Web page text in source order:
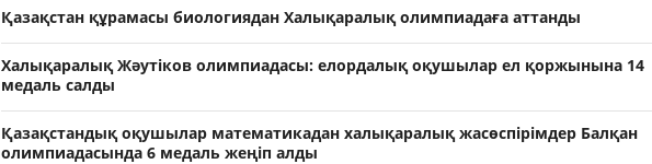
Қазақстан құрамасы биологиядан Халықаралық олимпиадаға аттанды
Халықаралық Жәутіков олимпиадасы: елордалық оқушылар ел қоржынына 14
медаль салды
Қазақстандық оқушылар математикадан халықаралық жасөспірімдер Балқан
олимпиадасында 6 медаль жеңіп алды